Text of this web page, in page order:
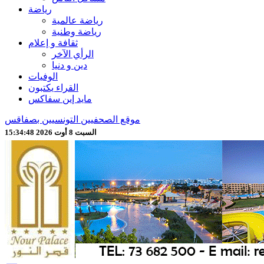
رياضة
رياضة عالمية
رياضة وطنية
ثقافة و إعلام
الرأي الآخر
دين و دنيا
الوفيات
القراء يكتبون
مايد إين سفاكس
موقع الصحفيين التونسيين بصفاقس
السبت 8 أوت 2026 15:34:51